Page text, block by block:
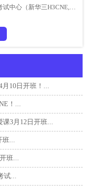
华三H3CNE,H3CSE,H3CIE）
月10日开班！...
！...
课3月12日开班...
班...
班...
试...